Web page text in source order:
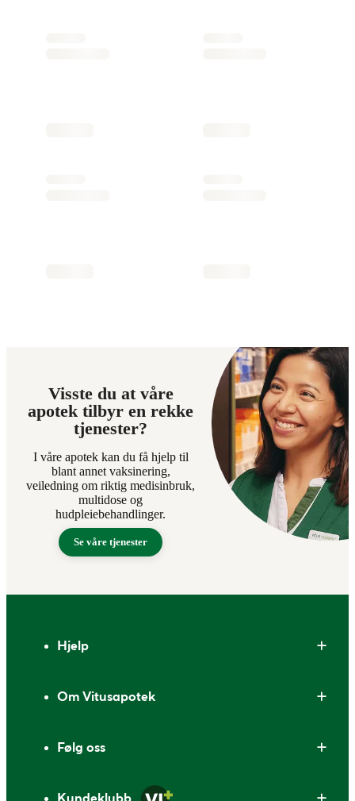
Visste du at våre
apotek tilbyr en rekke
tjenester?
I våre apotek kan du få hjelp til
blant annet vaksinering,
veiledning om riktig medisinbruk,
multidose og
hudpleiebehandlinger.
Se våre tjenester
Hjelp
Om Vitusapotek
Følg oss
Kundeklubb